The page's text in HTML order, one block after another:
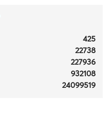
425
22738
227936
932108
24099519